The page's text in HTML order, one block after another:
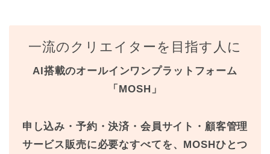
e
b
k
t
t
t
s
e
一流のクリエイターを目指す人に
AI搭載のオールインワンプラットフォーム
「MOSH」
申し込み・予約・決済・会員サイト・顧客管理
サービス販売に必要なすべてを、MOSHひとつ